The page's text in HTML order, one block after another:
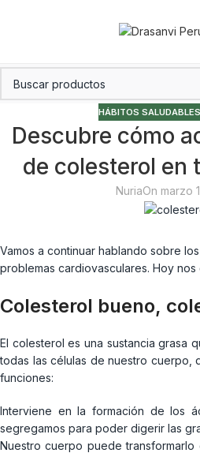
HÁBITOS SALUDABLES
Descubre cómo
de colesterol en
NuriaOn marzo
Vamos a continuar hablando sobre
problemas cardiovasculares. Hoy
Colesterol bueno,
El colesterol es una sustancia grasa
todas las células de nuestro cuerpo,
funciones:
Interviene en la formación de los
segregamos para poder digerir las
Nuestro cuerpo puede transformarlo